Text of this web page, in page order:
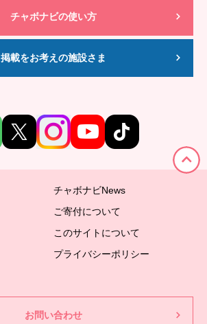
チャボナビの使い方
掲載をお考えの施設さま
チャボナビNews
ご寄付について
このサイトについて
プライバシーポリシー
お問い合わせ